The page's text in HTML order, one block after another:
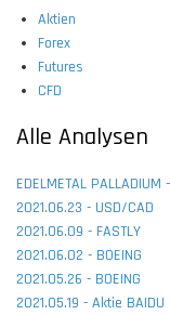
Aktien
Forex
Futures
CFD
Alle Analysen
EDELMETAL
2021.06.23 - USD/CAD
2021.06.09 - FASTLY
2021.06.02 - BOEING
2021.05.26 - BOEING
2021.05.19 - Aktie BAIDU